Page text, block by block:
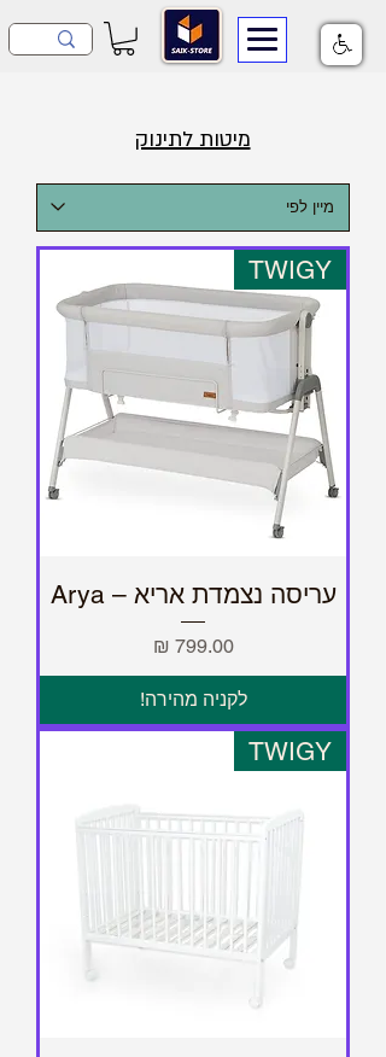
מיטות לתינוק
TWIGY
עריסה נצמדת אריא – Arya
מחיר‏799.00 ‏₪
לקניה מהירה!
TWIGY